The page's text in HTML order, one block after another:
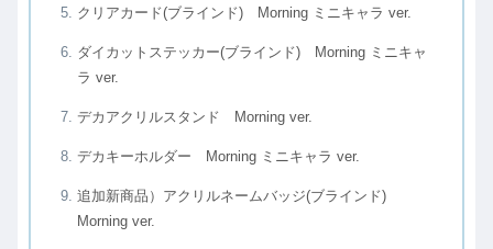
クリアカード(ブラインド) Morning ミニキャラ ver.
ダイカットステッカー(ブラインド) Morning ミニキャ
ラ ver.
デカアクリルスタンド Morning ver.
デカキーホルダー Morning ミニキャラ ver.
追加新商品）アクリルネームバッジ(ブラインド)
Morning ver.